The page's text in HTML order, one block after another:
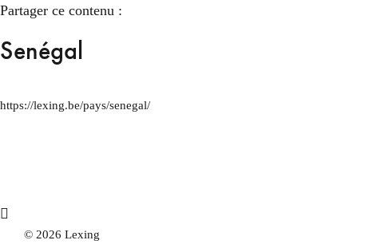
Partager ce contenu :
Senégal
https://lexing.be/pays/senegal/
© 2026 Lexing